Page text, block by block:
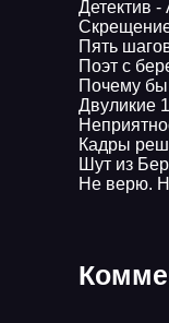
Детектив
Пять
Поэт с
Почему бы
Двуликие
Кадры
Шут из
Не верю.